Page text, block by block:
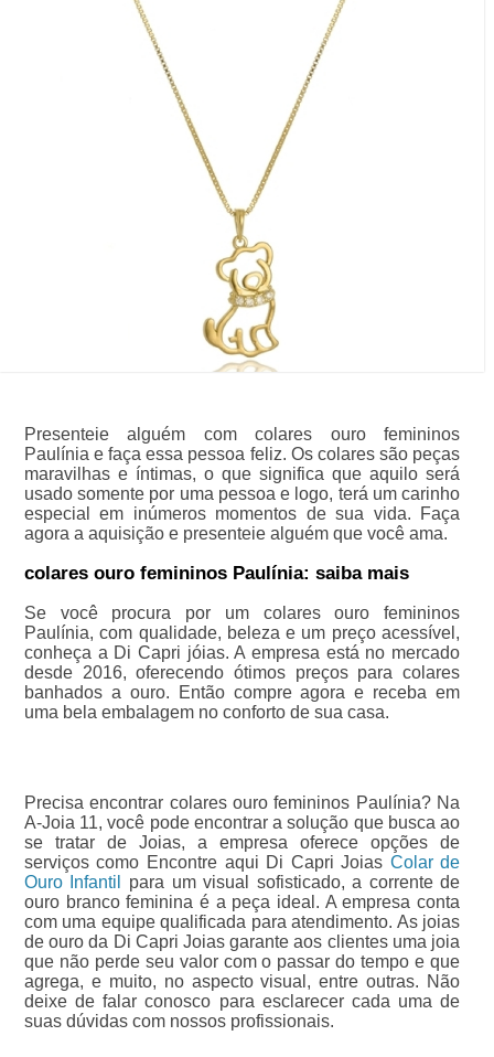
Presenteie alguém com colares ouro femininos
Paulínia e faça essa pessoa feliz. Os colares são peças
maravilhas e íntimas, o que significa que aquilo será
usado somente por uma pessoa e logo, terá um carinho
especial em inúmeros momentos de sua vida. Faça
agora a aquisição e presenteie alguém que você ama.
colares ouro femininos Paulínia: saiba mais
Se você procura por um colares ouro femininos
Paulínia, com qualidade, beleza e um preço acessível,
conheça a Di Capri jóias. A empresa está no mercado
desde 2016, oferecendo ótimos preços para colares
banhados a ouro. Então compre agora e receba em
uma bela embalagem no conforto de sua casa.
Precisa encontrar colares ouro femininos Paulínia? Na
A-Joia 11, você pode encontrar a solução que busca ao
se tratar de Joias, a empresa oferece opções de
serviços como Encontre aqui Di Capri Joias Colar de
Ouro Infantil
para um visual sofisticado, a corrente de
ouro branco feminina é a peça ideal. A empresa conta
com uma equipe qualificada para atendimento. As joias
de ouro da Di Capri Joias garante aos clientes uma joia
que não perde seu valor com o passar do tempo e que
agrega, e muito, no aspecto visual, entre outras. Não
deixe de falar conosco para esclarecer cada uma de
suas dúvidas com nossos profissionais.